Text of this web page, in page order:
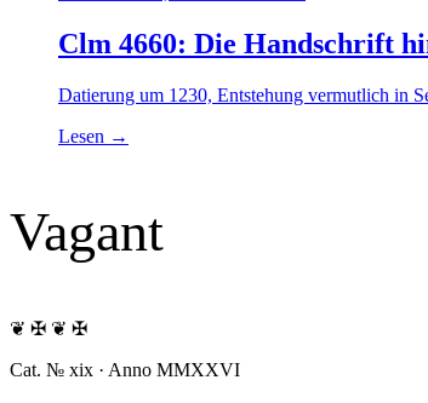
Clm 4660: Die Handschrift
Datierung um 1230, Entstehung vermutlich in
Lesen →
Vagant
❦ ✠ ❦ ✠
Cat. № xix · Anno MMXXVI